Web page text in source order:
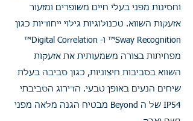
וחסינות מפני בעלי חיים משופרים ומזעור
אזעקות השווא. טכנולוגיות גילוי ייחודיות כגון
Sway Recognition™ ו- Digital Correlation™
מפחיתות בצורה משמעותית את אזעקות
השווא בסביבות חיצוניות, כגון סביבה בעלת
שיחים הנעים באופן טבעי. הדירוג הסביבתי
IP54 של ה Beyond מבטיח הגנה מלאה מפני